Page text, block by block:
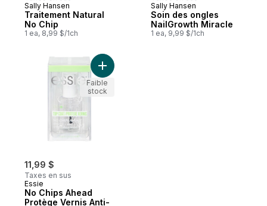
Sally Hansen
Traitement Natural
No Chip
1 ea, 8,99 $/1ch
Sally Hansen
Soin des ongles
NailGrowth Miracle
1 ea, 9,99 $/1ch
11,99 $
Taxes en sus
Essie
No Chips Ahead
Protège Vernis Anti-
Ajouter No Chips Ahead Protège Vernis
Faible
stock